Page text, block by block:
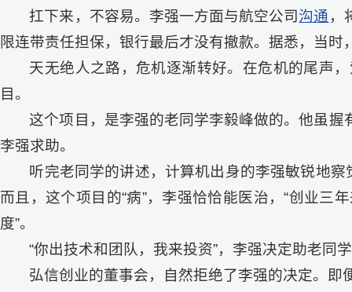
扛下来，不容易。李强一方面与航空公司沟通 ，
限连带责任担保，银行最后才没有撤款。据悉，当
天无绝人之路，危机逐渐转好。在危机的尾声
目。
这个项目，是李强的老同学李毅峰做的。他虽
李强求助。
听完老同学的讲述，计算机出身的李强敏锐地
而且，这个项目的“病”，李强恰恰能医治，“创业
度”。
“你出技术和团队，我来投资”，李强决定助老同
弘信创业的董事会，自然拒绝了李强的决定。